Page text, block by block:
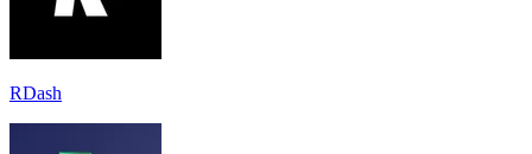
RDash